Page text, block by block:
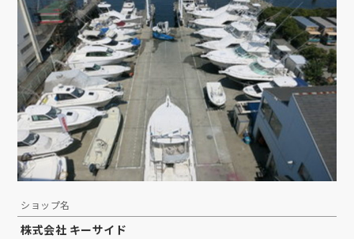
ショップ名
株式会社 キーサイド